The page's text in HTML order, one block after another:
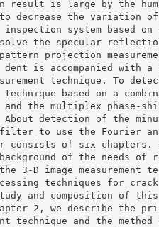
result is large by the
decrease the variation of
inspection system based
the specular
projection
is accompanied with
technique. To
technique based on a
and the multiplex phase-
About detection of the
filter to use the Fourier
consists of six
of the needs of
3-D image measurement
techniques for
and composition of this
2, we describe the
technique and the